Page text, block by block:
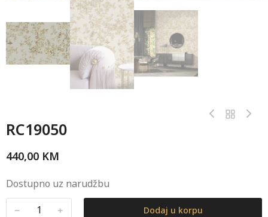
RC19050
440,00 KM
Dostupno uz narudžbu
﹣ ﹢ Dodaj u korpu